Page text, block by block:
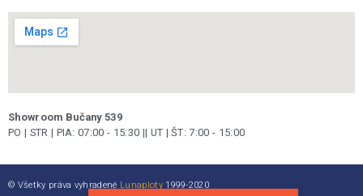
Showroom Bučany 539
PO | STR | PIA: 07:00 - 15:30 || UT | ŠT: 7:00 - 15:00
© Všetky práva vyhradené Lunaploty1999-2020